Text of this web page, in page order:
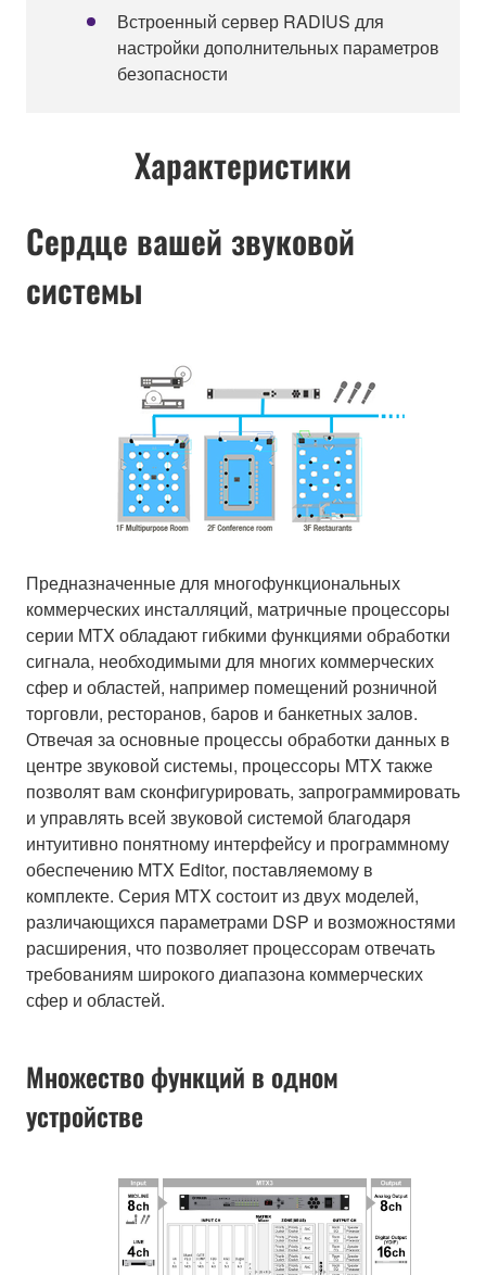
Встроенный сервер RADIUS для
настройки дополнительных параметров
безопасности
Характеристики
Сердце вашей звуковой
системы
Предназначенные для многофункциональных
коммерческих инсталляций, матричные процессоры
серии MTX обладают гибкими функциями обработки
сигнала, необходимыми для многих коммерческих
сфер и областей, например помещений розничной
торговли, ресторанов, баров и банкетных залов.
Отвечая за основные процессы обработки данных в
центре звуковой системы, процессоры MTX также
позволят вам сконфигурировать, запрограммировать
и управлять всей звуковой системой благодаря
интуитивно понятному интерфейсу и программному
обеспечению MTX Editor, поставляемому в
комплекте. Серия MTX состоит из двух моделей,
различающихся параметрами DSP и возможностями
расширения, что позволяет процессорам отвечать
требованиям широкого диапазона коммерческих
сфер и областей.
Множество функций в одном
устройстве